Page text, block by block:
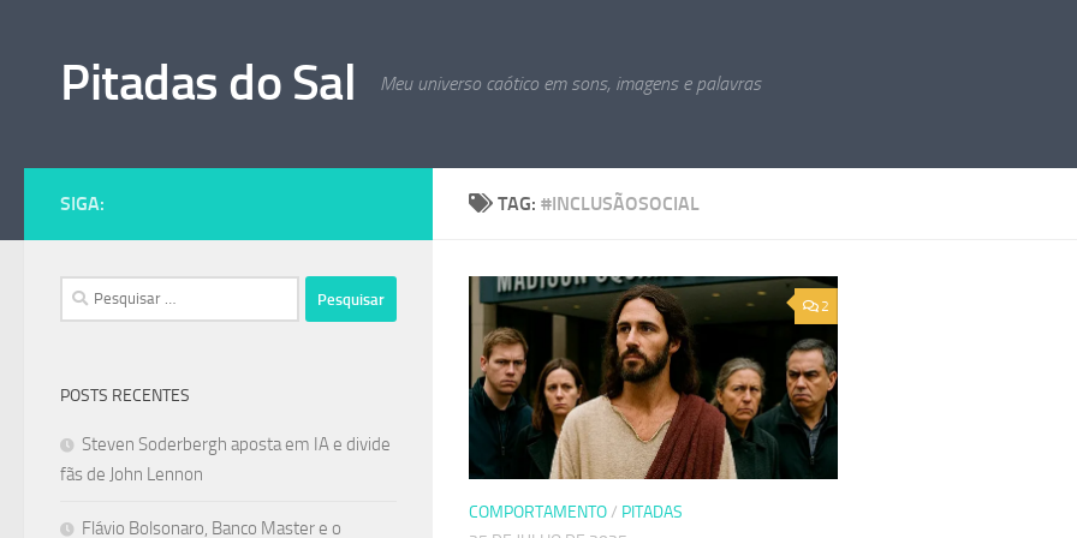
Pitadas do Sal Meu universo caótico em sons, imagens e palavras
TAG: #INCLUSÃOSOCIAL
2
COMPORTAMENTO/ PITADAS
SIGA:
Pesquisar
por:
POSTS RECENTES
Steven Soderbergh aposta em IA e divide
fãs de John Lennon
Flávio Bolsonaro, Banco Master e o